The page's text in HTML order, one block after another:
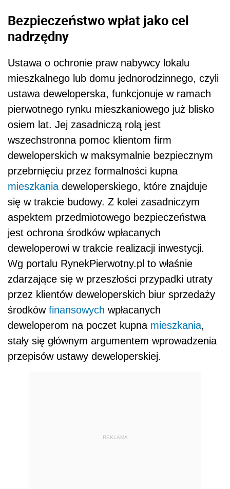
Bezpieczeństwo wpłat jako cel
nadrzędny
Ustawa o ochronie praw nabywcy lokalu
mieszkalnego lub domu jednorodzinnego, czyli
ustawa deweloperska, funkcjonuje w ramach
pierwotnego rynku mieszkaniowego już blisko
osiem lat. Jej zasadniczą rolą jest
wszechstronna pomoc klientom firm
deweloperskich w maksymalnie bezpiecznym
przebrnięciu przez formalności kupna
mieszkania deweloperskiego, które znajduje
się w trakcie budowy. Z kolei zasadniczym
aspektem przedmiotowego bezpieczeństwa
jest ochrona środków wpłacanych
deweloperowi w trakcie realizacji inwestycji.
Wg portalu RynekPierwotny.pl to właśnie
zdarzające się w przeszłości przypadki utraty
przez klientów deweloperskich biur sprzedaży
środków finansowych wpłacanych
deweloperom na poczet kupna mieszkania,
stały się głównym argumentem wprowadzenia
przepisów ustawy deweloperskiej.
REKLAMA